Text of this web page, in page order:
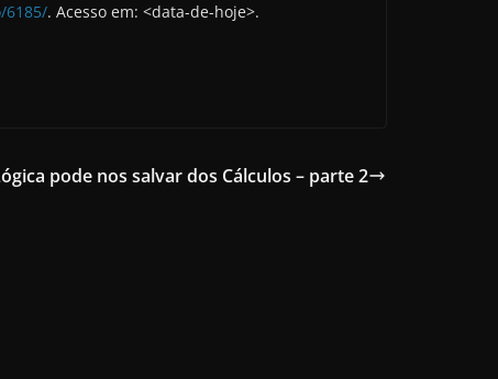
6185/. Acesso em: <data-de-hoje>.
pode nos salvar dos Cálculos – parte 2